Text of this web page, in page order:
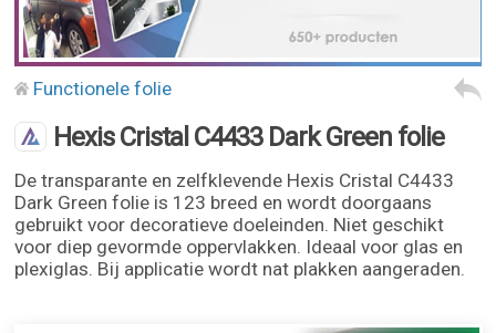
Functionele folie
Hexis Cristal C4433 Dark Green folie
De transparante en zelfklevende Hexis Cristal C4433
Dark Green folie is 123 breed en wordt doorgaans
gebruikt voor decoratieve doeleinden. Niet geschikt
voor diep gevormde oppervlakken. Ideaal voor glas en
plexiglas. Bij applicatie wordt nat plakken aangeraden.